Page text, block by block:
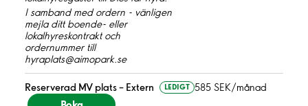
I samband med ordern - vänligen
mejla ditt boende- eller
lokalhyreskontrakt och
ordernummer till
hyraplats@aimopark.se
Reserverad MV plats – Extern LEDIGT 585 SEK/månad